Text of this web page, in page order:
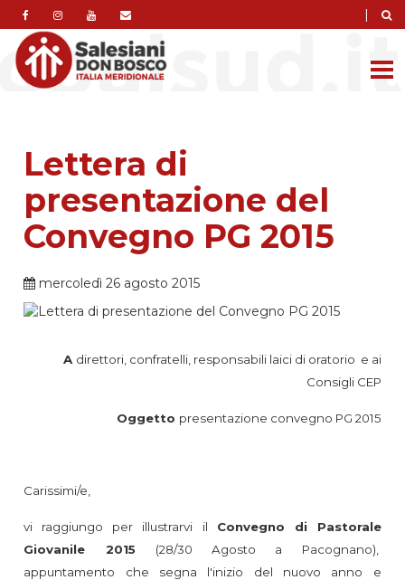
|
Lettera di
presentazione del
Convegno PG 2015
mercoledì 26 agosto 2015
A direttori, confratelli, responsabili laici di oratorio e ai
Consigli CEP
Oggetto presentazione convegno PG 2015
Carissimi/e,
vi raggiungo per illustrarvi il Convegno di Pastorale
Giovanile 2015 (28/30 Agosto a Pacognano),
appuntamento che segna l'inizio del nuovo anno e